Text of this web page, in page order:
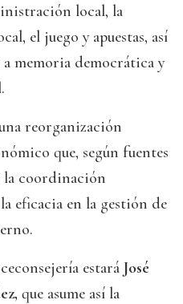
local, la
el juego y apuestas, así
memoria democrática y
reorganización
que, según fuentes
la coordinación
eficacia en la gestión de
estará José
que asume así la